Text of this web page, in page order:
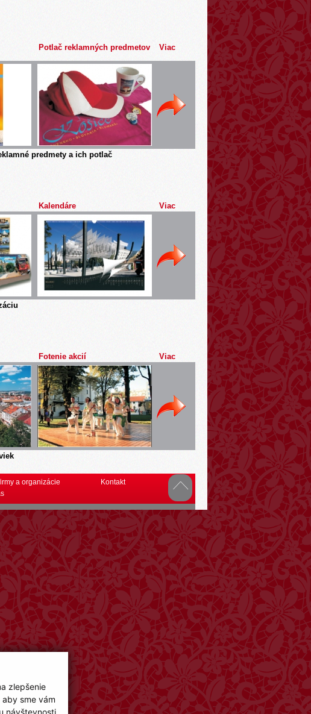
zlepšenie
sme vám
Potlač reklamných predmetov Viac
predmety a ich potlač
Kalendáre Viac
Fotenie akcií Viac
a organizácie
Kontakt